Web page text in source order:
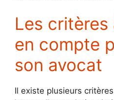
Les critères
en compte
son avocat
Il existe plusieurs